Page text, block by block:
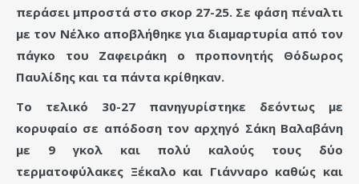
περάσει μπροστά στο σκορ 27-25. Σε φάση πέναλτι
με τον Νέλκο αποβλήθηκε για διαμαρτυρία από τον
πάγκο του Ζαφειράκη ο προπονητής Θόδωρος
Παυλίδης και τα πάντα κρίθηκαν.
Το τελικό 30-27 πανηγυρίστηκε δεόντως με
κορυφαίο σε απόδοση τον αρχηγό Σάκη Βαλαβάνη
με 9 γκολ και πολύ καλούς τους δύο
τερματοφύλακες Ξέκαλο και Γιάνναρο καθώς και